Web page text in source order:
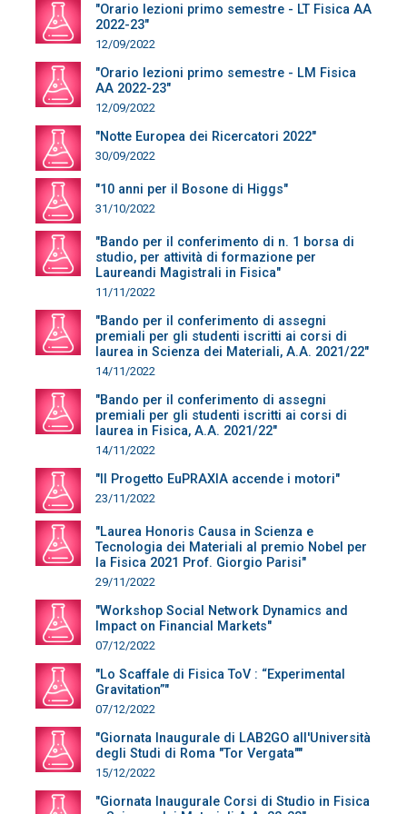
"Orario lezioni primo semestre - LT Fisica AA
2022-23"
12/09/2022
"Orario lezioni primo semestre - LM Fisica
AA 2022-23"
12/09/2022
"Notte Europea dei Ricercatori 2022"
30/09/2022
"10 anni per il Bosone di Higgs"
31/10/2022
"Bando per il conferimento di n. 1 borsa di
studio, per attività di formazione per
Laureandi Magistrali in Fisica"
11/11/2022
"Bando per il conferimento di assegni
premiali per gli studenti iscritti ai corsi di
laurea in Scienza dei Materiali, A.A. 2021/22"
14/11/2022
"Bando per il conferimento di assegni
premiali per gli studenti iscritti ai corsi di
laurea in Fisica, A.A. 2021/22"
14/11/2022
"Il Progetto EuPRAXIA accende i motori"
23/11/2022
"Laurea Honoris Causa in Scienza e
Tecnologia dei Materiali al premio Nobel per
la Fisica 2021 Prof. Giorgio Parisi"
29/11/2022
"Workshop Social Network Dynamics and
Impact on Financial Markets"
07/12/2022
"Lo Scaffale di Fisica ToV : “Experimental
Gravitation”"
07/12/2022
"Giornata Inaugurale di LAB2GO all'Università
degli Studi di Roma "Tor Vergata""
15/12/2022
"Giornata Inaugurale Corsi di Studio in Fisica